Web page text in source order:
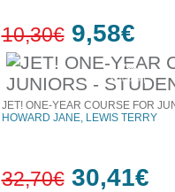
7%
έκπτωση
10,30€ 9,58€
JET! ONE-YEAR COURSE FOR
HOWARD JANE, LEWIS TERRY
32,70€ 30,41€